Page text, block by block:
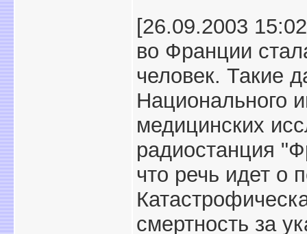
[26.09.2003
во Франции
человек. Такие
Национального
медицинских
радиостанция
что речь идет о
смертность за